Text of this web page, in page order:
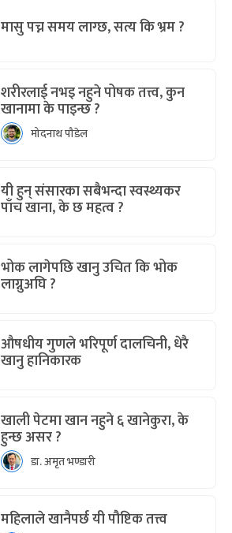
मासु पच्न समय लाग्छ, सत्य कि भ्रम ?
शरीरलाई नभइ नहुने पोषक तत्त्व, कुन
खानामा के पाइन्छ ?
मोदनाथ पौडेल
यी हुन् संसारका सबैभन्दा स्वस्थ्यकर
पाँच खाना, के छ महत्व ?
भोक लागेपछि खानु उचित कि भोक
लाग्नुअघि ?
औषधीय गुणले भरिपूर्ण दालचिनी, धेरै
खानु हानिकारक
खाली पेटमा खान नहुने ६ खानेकुरा, के
हुन्छ असर ?
डा. अमृत भण्डारी
महिलाले खानैपर्छ यी पौष्टिक तत्त्व